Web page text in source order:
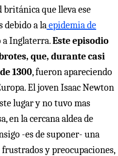
que lleva ese
debido a laepidemia de
a Inglaterra.Este episodio
que, durante casi
1300, fueron apareciendo
El joven Isaac Newton
lugar y no tuvo mas
en la cercana aldea de
-es de suponer- una
frustrados y preocupaciones,